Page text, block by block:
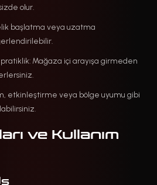
olur.
başlatma veya uzatma
Mağaza içi arayışa girmeden
etkinleştirme veya bölge uyumu gibi
ve Kullanım